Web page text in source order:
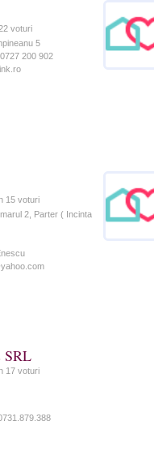
voturi
5
0727 200 902
15voturi
2, Parter ( Incinta
SRL
17voturi